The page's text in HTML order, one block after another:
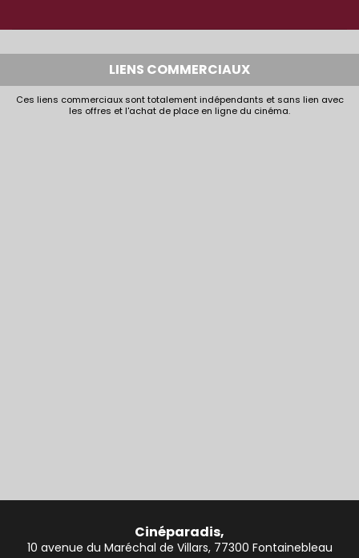
LIENS COMMERCIAUX
Ces liens commerciaux sont totalement indépendants et sans lien avec
les offres et l'achat de place en ligne du cinéma.
Cinéparadis,
10 avenue du Maréchal de Villars, 77300 Fontainebleau